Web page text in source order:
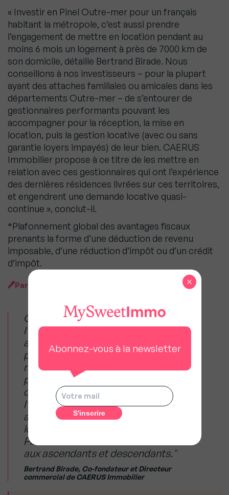
« Investir en Pinel Outre-mer pour un français
habitant la métropole, c’est aussi prendre
l’engagement de mettre en location pendant au
moins 6 mois un logement à près de 7000 km de
son domicile, détaille Bertrand Birade. Nous
conseillons à nos investisseurs – pour la plupart
ayant des attaches familiales ou amicales dans les
départements Outre-mer – de s’entourer de
gestionnaires performants pouvant les
accompagner pour la réception, la mise en
location, puis la gestion locative (avec ou sans
garantie loyers impayés) de leur bien. CAERUS
Immobilier propose à ce titre de les mettre en
relation avec ces gestionnaires qui ont l’expérience
des dernières résidences livrées sur ces territoires,
et engendrent une demande locative quasi-
continue », conclut-il.
*Plafonnement global des avantages fiscaux
prenants la forme d’une déduction de revenu
imposable, d’une réduction d’impôt ou d’un crédit
d’impôt.
Par
Comme toujours avec l’immobilier,
l’investisseur doit d’abord porter son
attention sur l’emplacement où il
projette d’acheter. Le second critère
majeur est financier : il porte sur le
prix et le rendement du bien. L’effort
d’épargne mensuel consenti pour
l’acquisition du bien est ensuite
atténué par la réduction fiscale et les
loyers perçus. Autre avantage, la loi
Pinel Outre-mer autorise la location
aux ascendants et descendants."
Bertrand Birade, Co-fondateur et Directeur
commercial de CAERUS Immobilier
Abonnez-vous à la newsletter
×